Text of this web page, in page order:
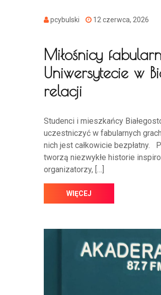
pcybulski 12 czerwca, 2026
Miłośnicy
Uniwersytecie w
relacji
Studenci i mieszkańcy
uczestniczyć w fabularnych
nich jest całkowicie bezpłatny.
tworzą niezwykłe historie
organizatorzy, […]
WIĘCEJ